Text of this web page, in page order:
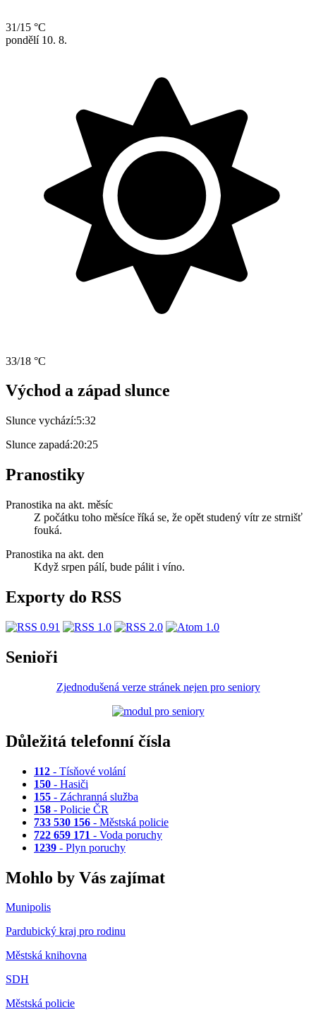
31/15 °C
pondělí 10. 8.
33/18 °C
Východ a západ slunce
Slunce vychází:5:32
Slunce zapadá:20:25
Pranostiky
Pranostika na akt. měsíc
Z počátku toho měsíce říká se, že opět studený vítr ze strnišť
fouká.
Pranostika na akt. den
Když srpen pálí, bude pálit i víno.
Exporty do RSS
Senioři
Zjednodušená verze stránek nejen pro seniory
Důležitá telefonní čísla
112 - Tísňové volání
150 - Hasiči
155 - Záchranná služba
158 - Policie ČR
733 530 156 - Městská policie
722 659 171 - Voda poruchy
1239 - Plyn poruchy
Mohlo by Vás zajímat
Munipolis
Pardubický kraj pro rodinu
Městská knihovna
SDH
Městská policie